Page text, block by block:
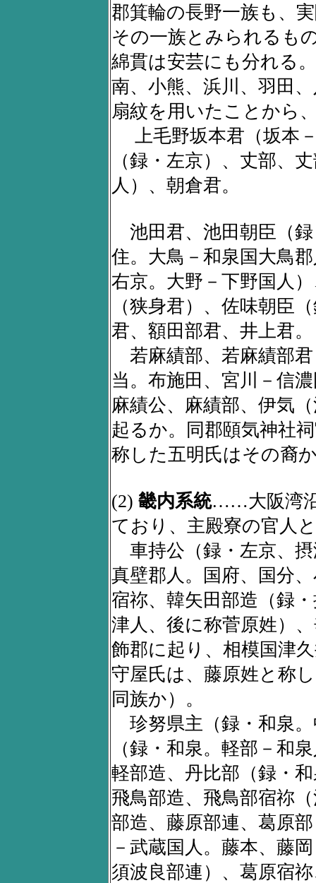
郡箕輪の長野一族も、
その一族とみられるも
綿貫は安芸にも分れる
南、小熊、浜川、羽田
扇紋を用いたことから
上毛野坂本君（坂本
（録・左京）、丈部、
人）、朝倉君。
池田君、池田朝臣（
住。大鳥－和泉国大鳥
右京。大野－下野国人
（狭身君）、佐味朝臣
君、額田部君、井上君。
若麻績部、若麻績部
当。布施田、宮川－信
麻績公、麻績部、伊気
起るか。同郡頤気神社
称した五明氏はその裔
(2) 畿内系統……大阪湾
ており、主殿寮の官人
車持公（録・左京、
真壁郡人。国府、国分
宿祢、韓矢田部造（録
津人、後に称菅原姓）
飾郡に起り、相模国津
守屋氏は、藤原姓と称
同族か）。
珍努県主（録・和泉
（録・和泉。軽部－和
軽部造、丹比部（録・
飛鳥部造、飛鳥部宿祢
部造、藤原部連、葛原
－武蔵国人。藤本、藤
須波良部連）、葛原宿